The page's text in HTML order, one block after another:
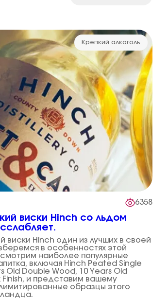
Крепкий алкоголь
6358
виски Hinch со льдом
виски Hinch один из лучших в своей
в особенностях этой
наиболее популярные
включая Hinch Peated Single
Old Double Wood, 10 Years Old
Finish, и представим вашему
образцы этого